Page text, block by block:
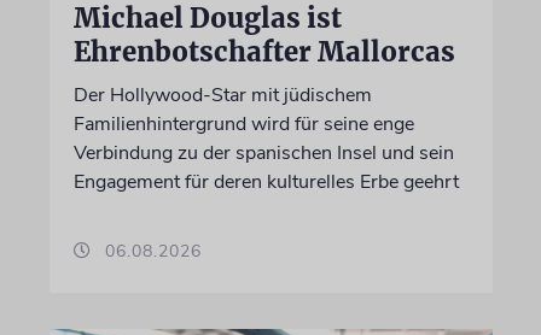
Michael Douglas ist
Ehrenbotschafter Mallorcas
Der Hollywood-Star mit jüdischem
Familienhintergrund wird für seine enge
Verbindung zu der spanischen Insel und sein
Engagement für deren kulturelles Erbe geehrt
06.08.2026